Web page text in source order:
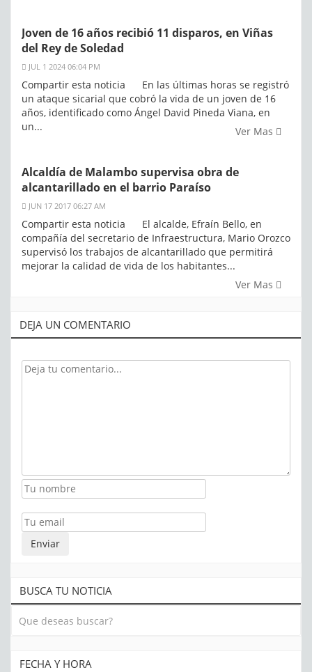
Joven de 16 años recibió 11 disparos, en Viñas
del Rey de Soledad
JUL 1 2024 06:04 PM
Compartir esta noticia En las últimas horas se registró
un ataque sicarial que cobró la vida de un joven de 16
años, identificado como Ángel David Pineda Viana, en
un...
Ver Mas
Alcaldía de Malambo supervisa obra de
alcantarillado en el barrio Paraíso
JUN 17 2017 06:27 AM
Compartir esta noticia El alcalde, Efraín Bello, en
compañía del secretario de Infraestructura, Mario Orozco
supervisó los trabajos de alcantarillado que permitirá
mejorar la calidad de vida de los habitantes...
Ver Mas
DEJA UN COMENTARIO
BUSCA TU NOTICIA
FECHA Y HORA